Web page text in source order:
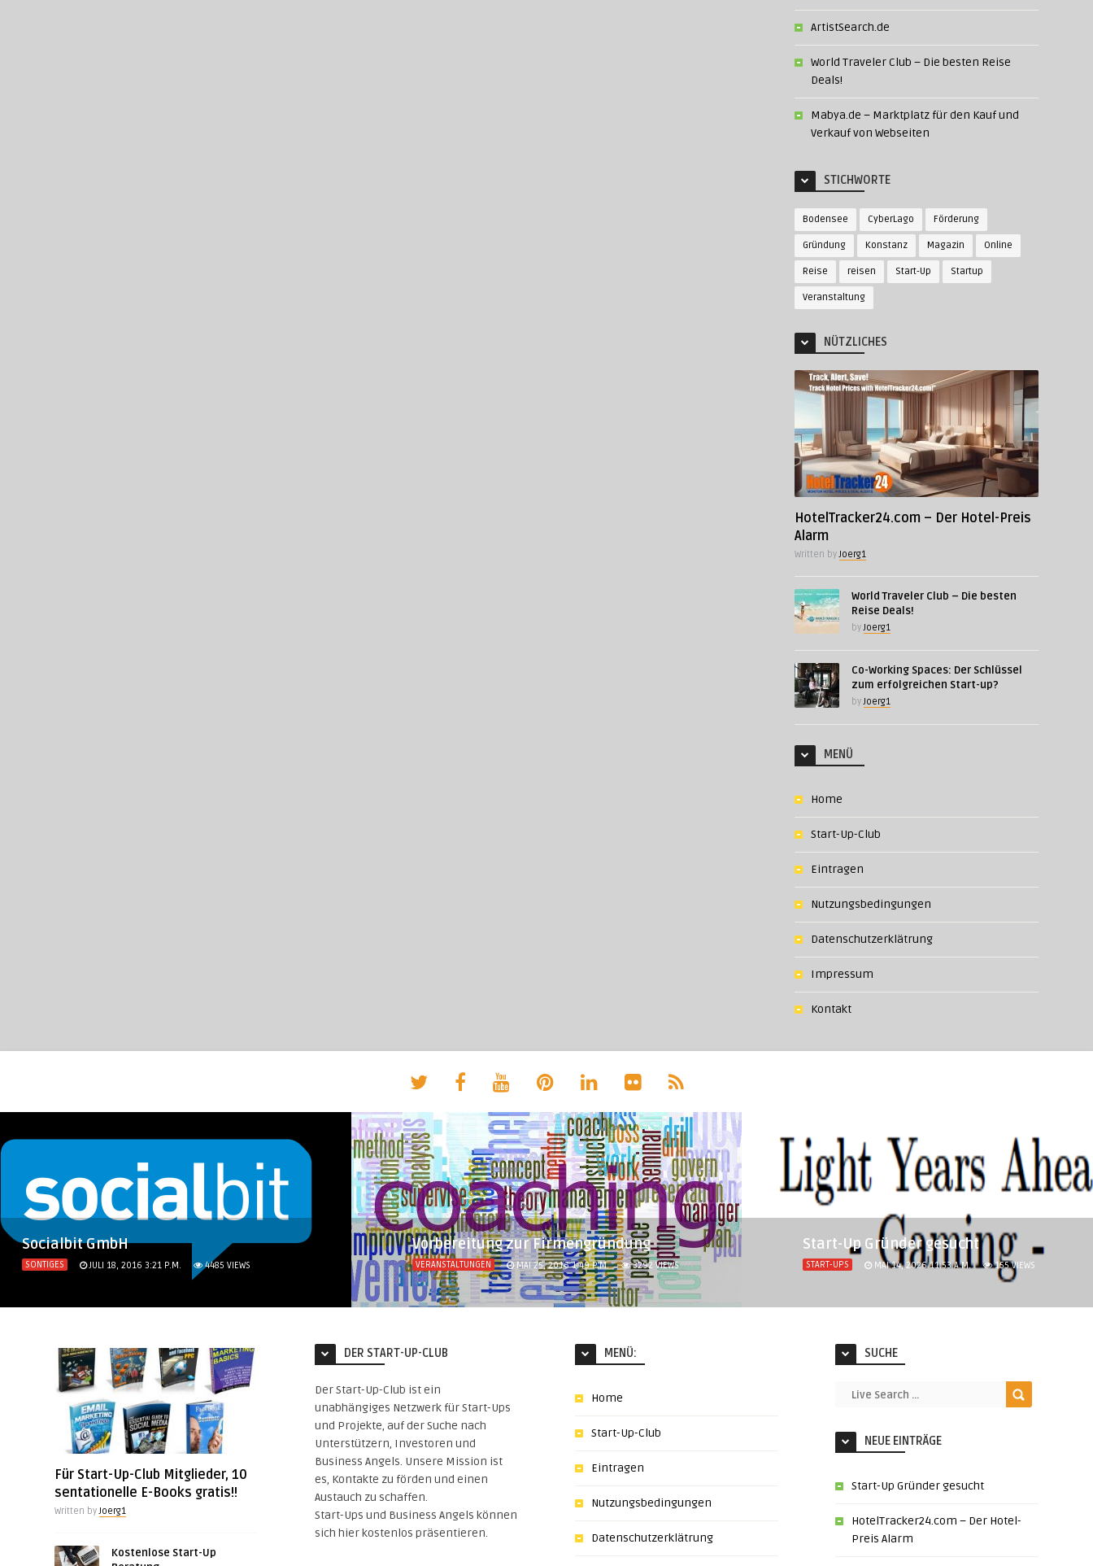
ArtistSearch.de
World Traveler Club – Die besten Reise
Deals!
Mabya.de – Marktplatz für den Kauf und
Verkauf von Webseiten
STICHWORTE
Bodensee CyberLago Förderung
Gründung Konstanz Magazin Online
Reise reisen Start-Up Startup
Veranstaltung
NÜTZLICHES
HotelTracker24.com – Der Hotel-Preis
Alarm
Written byJoerg1
World Traveler Club – Die besten
Reise Deals!
byJoerg1
Co-Working Spaces: Der Schlüssel
zum erfolgreichen Start-up?
byJoerg1
MENÜ
Home
Start-Up-Club
Eintragen
Nutzungsbedingungen
Datenschutzerklätrung
Impressum
Kontakt
Socialbit GmbH
SONTIGES JULI 18, 2016 3:21 P.M. 4485 VIEWS
Vorbereitung zur Firmengründung
VERANSTALTUNGEN MAI 25, 2016 1:49 P.M. 3292 VIEWS
Start-Up Gründer gesucht
START-UPS MAI 14, 2026 11:53 A.M. 155VIEWS
Für Start-Up-Club Mitglieder, 10
sentationelle E-Books gratis!!
Written byJoerg1
Kostenlose Start-Up
DER START-UP-CLUB
Der Start-Up-Club ist ein
unabhängiges Netzwerk für Start-Ups
und Projekte, auf der Suche nach
Unterstützern, Investoren und
Business Angels. Unsere Mission ist
es, Kontakte zu förden und einen
Austauch zu schaffen.
Start-Ups und Business Angels können
sich hier kostenlos präsentieren.
MENÜ:
Home
Start-Up-Club
Eintragen
Nutzungsbedingungen
Datenschutzerklätrung
SUCHE
NEUE EINTRÄGE
Start-Up Gründer gesucht
HotelTracker24.com – Der Hotel-
Preis Alarm